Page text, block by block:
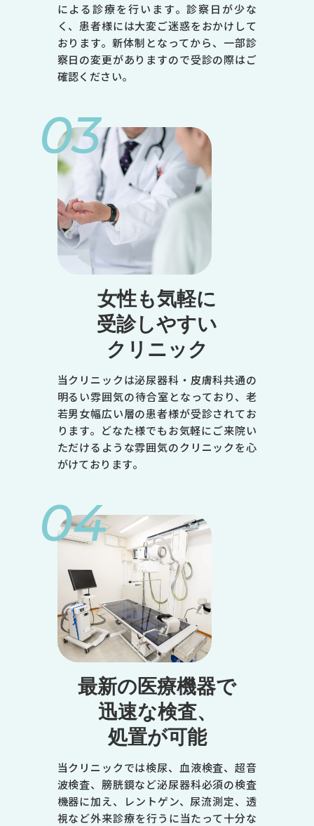
月
火
水
木
金
土
●
●
による診療を行います。診察日が少な
く、患者様には大変ご迷惑をおかけして
おります。新体制となってから、一部診
察日の変更がありますので受診の際はご
確認ください。
03
女性も気軽に
受診しやすい
クリニック
当クリニックは泌尿器科・皮膚科共通の
明るい雰囲気の待合室となっており、老
若男女幅広い層の患者様が受診されてお
ります。どなた様でもお気軽にご来院い
ただけるような雰囲気のクリニックを心
がけております。
04
最新の医療機器で
迅速な検査、
処置が可能
当クリニックでは検尿、血液検査、超音
波検査、膀胱鏡など泌尿器科必須の検査
機器に加え、レントゲン、尿流測定、透
視など外来診療を行うに当たって十分な